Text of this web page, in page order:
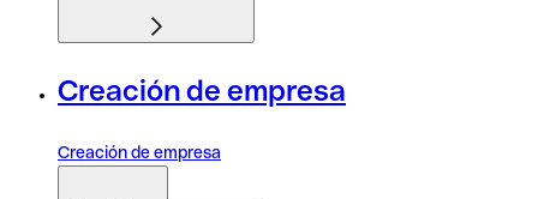
Creación de empresa
Creación de empresa